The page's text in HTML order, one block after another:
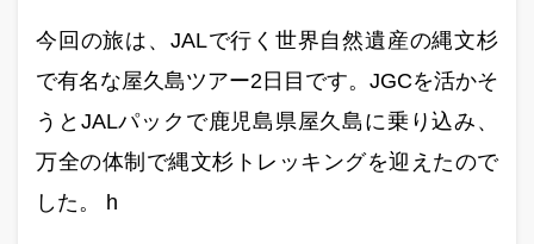
今回の旅は、JALで行く世界自然遺産の縄文杉
で有名な屋久島ツアー2日目です。JGCを活かそ
うとJALパックで鹿児島県屋久島に乗り込み、
万全の体制で縄文杉トレッキングを迎えたので
した。 h